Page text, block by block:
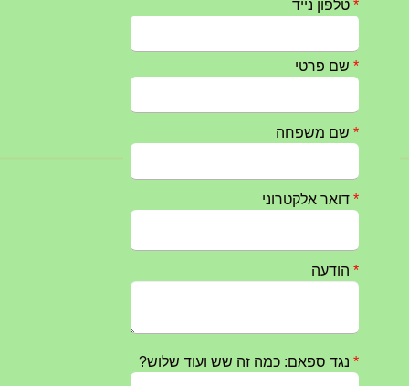
חרבות ברזל – הודעה 1 – 14.10.2023
טקס ההתיחדות השנתי 2023 נערך ב 5/9/2023 באנדרטה